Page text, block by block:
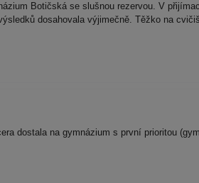
Botičská se slušnou rezervou. V
dosahovala výjimečně. Těžko na
dostala na gymnázium s první prioritou